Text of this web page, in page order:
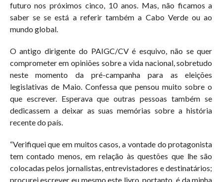
futuro nos próximos cinco, 10 anos. Mas, não ficamos a
saber se se está a referir também a Cabo Verde ou ao
mundo global.
O antigo dirigente do PAIGC/CV é esquivo, não se quer
comprometer em opiniões sobre a vida nacional, sobretudo
neste momento da pré-campanha para as eleições
legislativas de Maio. Confessa que pensou muito sobre o
que escrever. Esperava que outras pessoas também se
dedicassem a deixar as suas memórias sobre a história
recente do país.
“Verifiquei que em muitos casos, a vontade do protagonista
tem contado menos, em relação às questões que lhe são
colocadas pelos jornalistas, entrevistadores e destinatários;
procurei escrever eu mesmo este livro, portanto, é da minha